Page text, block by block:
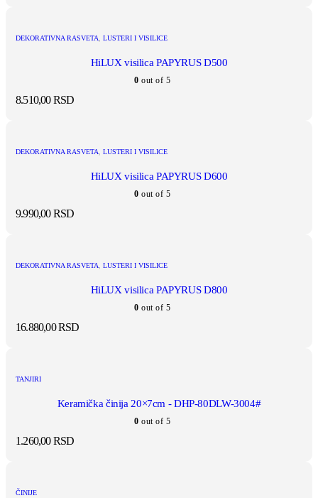
DEKORATIVNA RASVETA, LUSTERI I VISILICE
HiLUX visilica PAPYRUS D500
0 out of 5
8.510,00RSD
DEKORATIVNA RASVETA, LUSTERI I VISILICE
HiLUX visilica PAPYRUS D600
0 out of 5
9.990,00RSD
DEKORATIVNA RASVETA, LUSTERI I VISILICE
HiLUX visilica PAPYRUS D800
0 out of 5
16.880,00RSD
TANJIRI
Keramička činija 20×7cm - DHP-80DLW-3004#
0 out of 5
1.260,00RSD
ČINIJE